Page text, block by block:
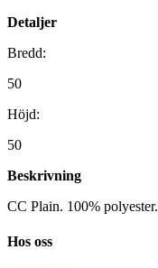
Detaljer
Bredd:
50
Höjd:
50
Beskrivning
CC Plain. 100% polyester.
Hos oss